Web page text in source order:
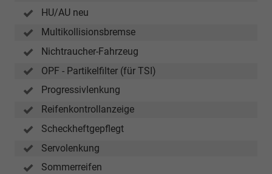
HU/AU neu
Multikollisionsbremse
Nichtraucher-Fahrzeug
OPF - Partikelfilter (für TSI)
Progressivlenkung
Reifenkontrollanzeige
Scheckheftgepflegt
Servolenkung
Sommerreifen